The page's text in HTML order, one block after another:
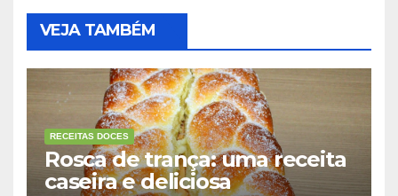
VEJA TAMBÉM
RECEITAS DOCES
Rosca de trança: uma receita
caseira e deliciosa